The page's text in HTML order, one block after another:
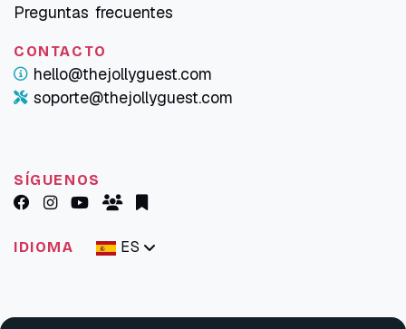
Preguntas frecuentes
CONTACTO
hello@thejollyguest.com
soporte@thejollyguest.com
SÍGUENOS
IDIOMA ES